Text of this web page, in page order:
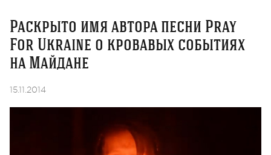
Раскрыто имя автора песни Pray
For Ukraine о кровавых событиях
на Майдане
15.11.2014